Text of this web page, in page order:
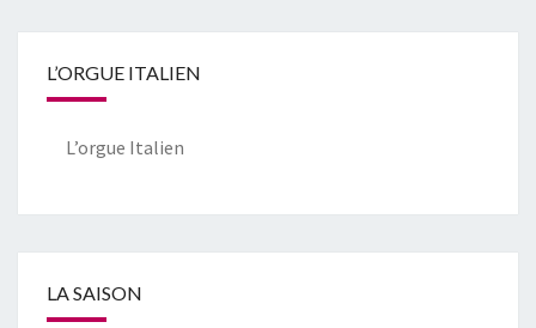
L’ORGUE ITALIEN
L’orgue Italien
LA SAISON